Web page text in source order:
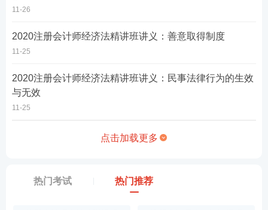
11-26
2020注册会计师经济法精讲班讲义：善意取得制度
11-25
2020注册会计师经济法精讲班讲义：民事法律行为的生效
与无效
11-25
点击加载更多
热门考试 热门推荐